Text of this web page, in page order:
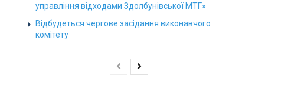
управління відходами Здолбунівської МТГ»
Відбудеться чергове засідання виконавчого
комітету